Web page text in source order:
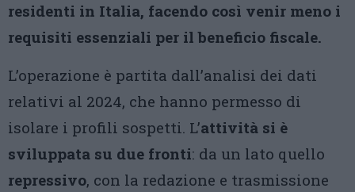
residenti in Italia, facendo così venir meno i
requisiti essenziali per il beneficio fiscale.
L’operazione è partita dall’analisi dei dati
relativi al 2024, che hanno permesso di
isolare i profili sospetti. L’attività si è
sviluppata su due fronti: da un lato quello
repressivo, con la redazione e trasmissione